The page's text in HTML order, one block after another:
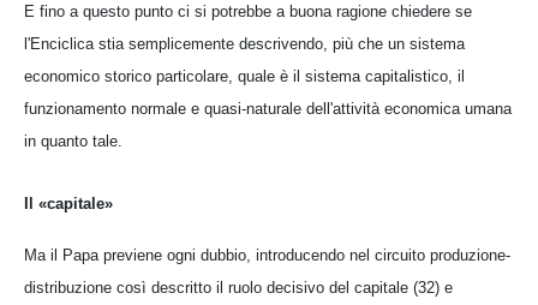
E fino a questo punto ci si potrebbe a buona ragione chiedere se
l'Enciclica stia semplicemente descrivendo, più che un sistema
economico storico particolare, quale è il sistema capitalistico, il
funzionamento normale e quasi-naturale dell'attività economica umana
in quanto tale.
Il «capitale»
Ma il Papa previene ogni dubbio, introducendo nel circuito produzione-
distribuzione così descritto il ruolo decisivo del capitale (32) e